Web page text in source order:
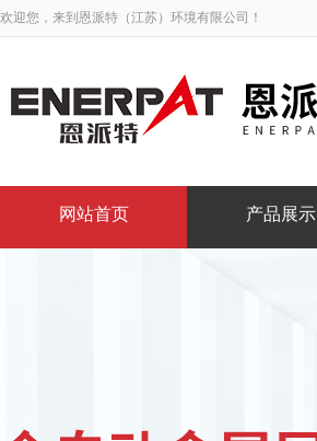
欢迎您，来到恩派特（江苏）环境有限公司！
网站首页 产品展示